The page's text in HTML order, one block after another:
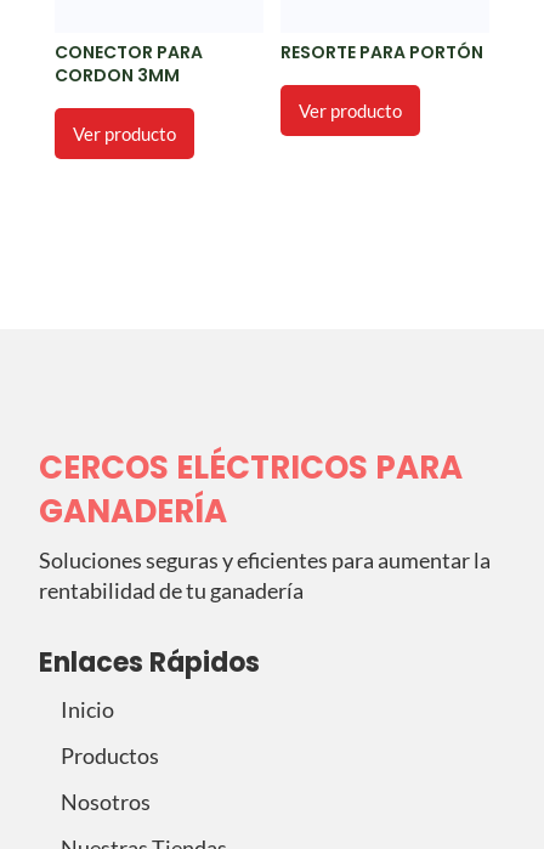
CONECTOR PARA
CORDON 3MM
Ver producto
RESORTE PARA PORTÓN
Ver producto
CERCOS ELÉCTRICOS PARA
GANADERÍA
Soluciones seguras y eficientes para aumentar la
rentabilidad de tu ganadería
Enlaces Rápidos
Inicio
Productos
Nosotros